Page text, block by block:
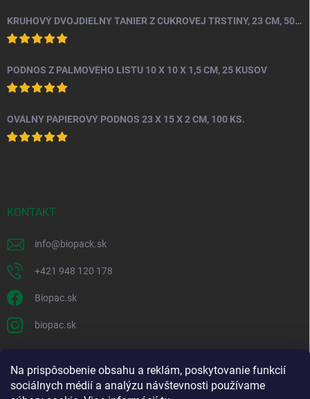
Na prispôsobenie obsahu a reklám, poskytovanie funkcií
sociálnych médií a analýzu návštevnosti používame
KRUHOVÝ DVOJDIELNY TANIER Z CUKROVEJ TRSTINY, 23 CM, 50 KS.
PODNOS Z PALMOVÉHO LISTU 10 X 10 X 1,5 CM, 25 KUSOV
OVÁLNY PAPIEROVÝ PODNOS 23 X 15 X 2 CM, 100 KS.
KONTAKT
info@biopack.sk
+421 948 120 178
Biopac.sk
biopac.sk
Good E-shops have logic. SALELOGICS